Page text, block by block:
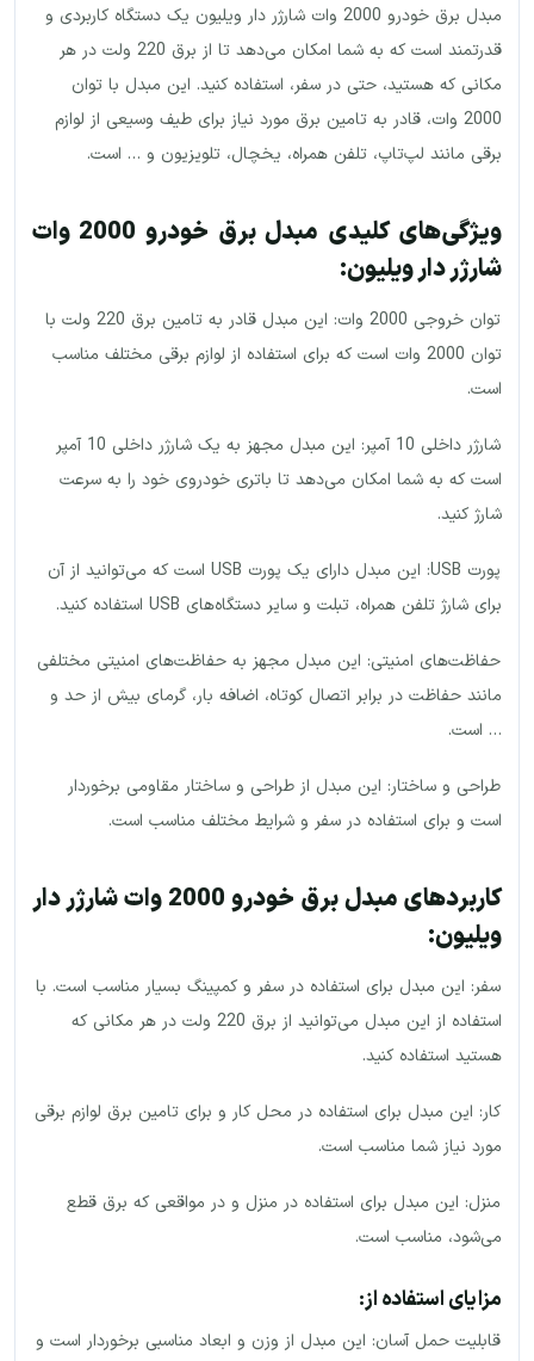
مبدل برق خودرو 2000 وات شارژر دار ویلیون یک دستگاه کاربردی و
قدرتمند است که به شما امکان می‌دهد تا از برق 220 ولت در هر
مکانی که هستید، حتی در سفر، استفاده کنید. این مبدل با توان
2000 وات، قادر به تامین برق مورد نیاز برای طیف وسیعی از لوازم
برقی مانند لپ‌تاپ، تلفن همراه، یخچال، تلویزیون و … است.
ویژگی‌های کلیدی مبدل برق خودرو 2000 وات
شارژر دار ویلیون:
توان خروجی 2000 وات: این مبدل قادر به تامین برق 220 ولت با
توان 2000 وات است که برای استفاده از لوازم برقی مختلف مناسب
است.
شارژر داخلی 10 آمپر: این مبدل مجهز به یک شارژر داخلی 10 آمپر
است که به شما امکان می‌دهد تا باتری خودروی خود را به سرعت
شارژ کنید.
پورت USB: این مبدل دارای یک پورت USB است که می‌توانید از آن
برای شارژ تلفن همراه، تبلت و سایر دستگاه‌های USB استفاده کنید.
حفاظت‌های امنیتی: این مبدل مجهز به حفاظت‌های امنیتی مختلفی
مانند حفاظت در برابر اتصال کوتاه، اضافه بار، گرمای بیش از حد و
… است.
طراحی و ساختار: این مبدل از طراحی و ساختار مقاومی برخوردار
است و برای استفاده در سفر و شرایط مختلف مناسب است.
کاربردهای مبدل برق خودرو 2000 وات شارژر دار
ویلیون:
سفر: این مبدل برای استفاده در سفر و کمپینگ بسیار مناسب است. با
استفاده از این مبدل می‌توانید از برق 220 ولت در هر مکانی که
هستید استفاده کنید.
کار: این مبدل برای استفاده در محل کار و برای تامین برق لوازم برقی
مورد نیاز شما مناسب است.
منزل: این مبدل برای استفاده در منزل و در مواقعی که برق قطع
می‌شود، مناسب است.
مزایای استفاده از:
قابلیت حمل آسان: این مبدل از وزن و ابعاد مناسبی برخوردار است و